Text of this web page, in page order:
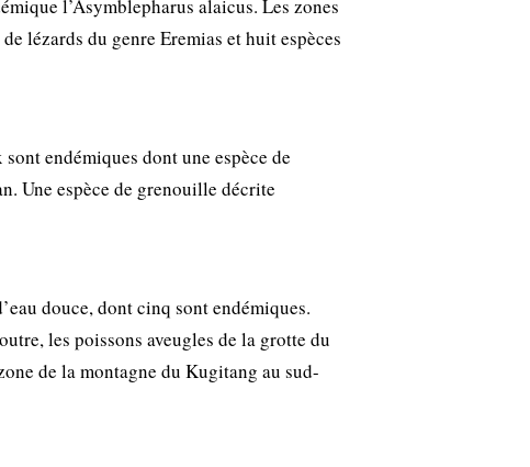
l’Asymblepharus alaicus. Les zones
lézards du genre Eremias et huit espèces
endémiques dont une espèce de
Une espèce de grenouille décrite
douce, dont cinq sont endémiques.
les poissons aveugles de la grotte du
de la montagne du Kugitang au sud-